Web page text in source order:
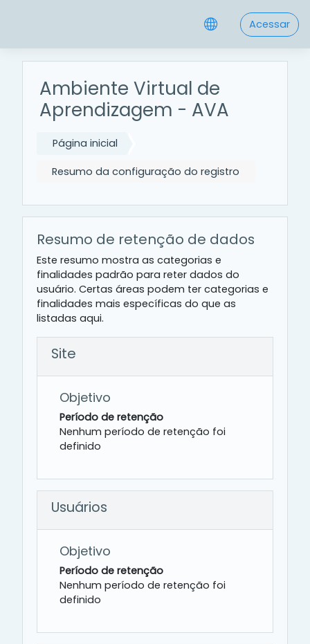
Acessar
Ambiente Virtual de
Aprendizagem - AVA
Página inicial
Resumo da configuração do registro
Resumo de retenção de dados
Este resumo mostra as categorias e
finalidades padrão para reter dados do
usuário. Certas áreas podem ter categorias e
finalidades mais específicas do que as
listadas aqui.
Site
Objetivo
Período de retenção
Nenhum período de retenção foi
definido
Usuários
Objetivo
Período de retenção
Nenhum período de retenção foi
definido